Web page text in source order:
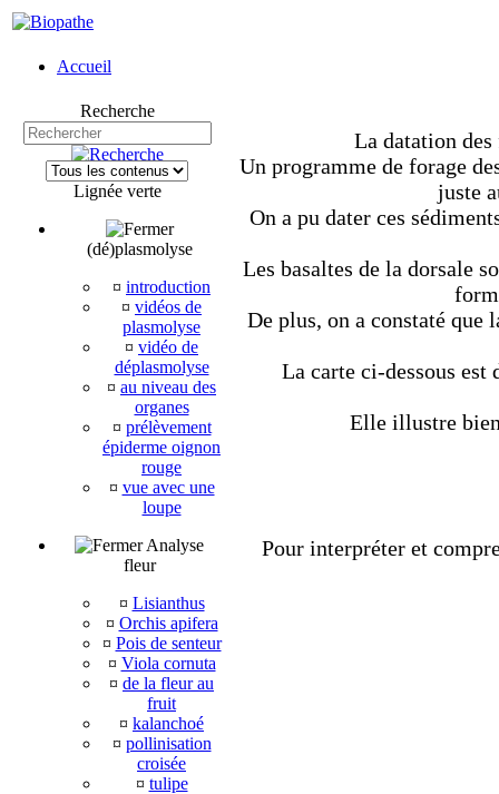
Accueil
Recherche
Lignée verte
(dé)plasmolyse
¤ introduction
¤ vidéos de
plasmolyse
¤ vidéo de
déplasmolyse
¤ au niveau des
organes
¤ prélèvement
épiderme oignon
rouge
¤ vue avec une
loupe
Analyse
fleur
¤ Lisianthus
¤ Orchis apifera
¤ Pois de senteur
¤ Viola cornuta
¤ de la fleur au
fruit
¤ kalanchoé
¤ pollinisation
croisée
¤ tulipe
La datation des
Un programme de forage
juste
On a pu dater ces
Les basaltes de la dorsale
De plus, on a constaté que
La carte ci-dessous
Elle illustre
Pour interpréter et